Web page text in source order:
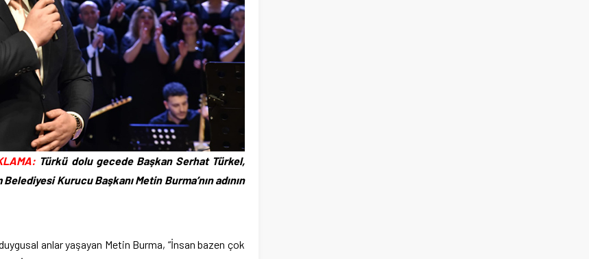
Türkü dolu gecede Başkan Serhat Türkel,
Kurucu Başkanı Metin Burma’nın adının
anlar yaşayan Metin Burma, “İnsan bazen çok